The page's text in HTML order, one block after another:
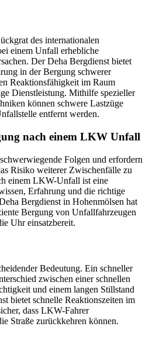
des internationalen
einem Unfall erhebliche
Der Deha Bergdienst bietet
in der Bergung schwerer
Reaktionsfähigkeit im Raum
Dienstleistung. Mithilfe spezieller
können schwere Lastzüge
entfernt werden.
nach einem LKW Unfall
Folgen und erfordern
Risiko weiterer Zwischenfälle zu
einem LKW-Unfall ist eine
Erfahrung und die richtige
Bergdienst in Hohenmölsen hat
Bergung von Unfallfahrzeugen
Uhr einsatzbereit.
Bedeutung. Ein schneller
zwischen einer schnellen
und einem langen Stillstand
bietet schnelle Reaktionszeiten im
dass LKW-Fahrer
Straße zurückkehren können.